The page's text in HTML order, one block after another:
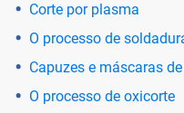
Corte por plasma
O processo de
Capuzes e máscaras
O processo de oxicorte